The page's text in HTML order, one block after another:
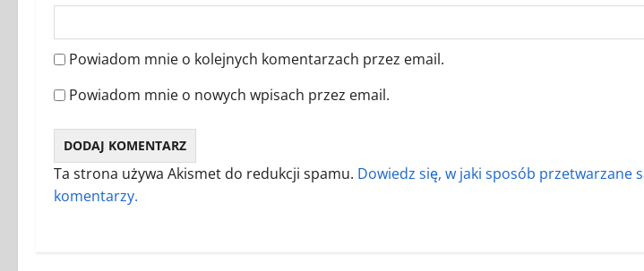
Powiadom mnie o kolejnych komentarzach przez email.
Powiadom mnie o nowych wpisach przez email.
Ta strona używa Akismet do redukcji spamu. Dowiedz się, w jaki sposób przetwarzane
komentarzy.